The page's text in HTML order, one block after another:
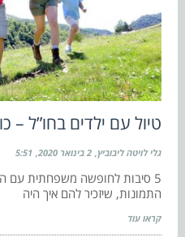
טיול עם ילדים בחו”ל –
גלי לויטה ליבוביץ 2 בינואר 2020 5:51
5 סיבות לחופשה משפחתית עם
התמונות, שיזכיר להם איך היה
קראו עוד